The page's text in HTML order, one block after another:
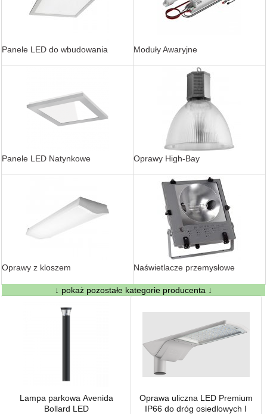
Panele LED do wbudowania Moduły Awaryjne
Panele LED Natynkowe Oprawy High-Bay
Oprawy z kloszem Naświetlacze przemysłowe
↓ pokaż pozostałe kategorie producenta ↓
Lampa parkowa Avenida
Bollard LED
Oprawa uliczna LED Premium
IP66 do dróg osiedlowych I